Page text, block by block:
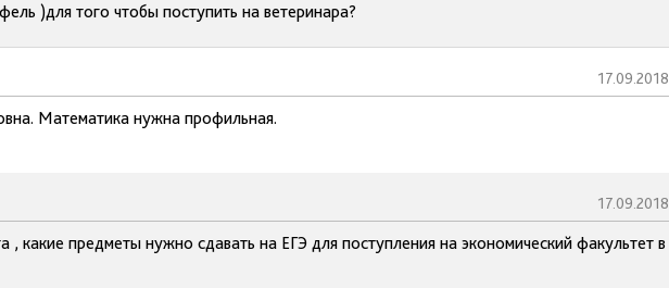
)для того чтобы поступить на ветеринара?
17.09.2018
Математика нужна профильная.
17.09.2018
, какие предметы нужно сдавать на ЕГЭ для поступления на экономический факультет в